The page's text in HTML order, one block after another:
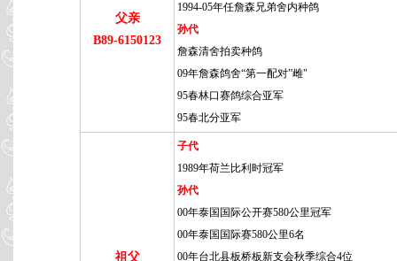
父亲
B89-6150123
1994-05年任詹森兄弟舍内种鸽
孙代
詹森清舍拍卖种鸽
09年詹森鸽舍“第一配对”雌"
95春林口赛鸽综合亚军
95春北分亚军
祖父
子代
1989年荷兰比利时冠军
孙代
00年泰国国际公开赛580公里冠军
00年泰国国际赛580公里6名
00年台北县板桥板新支会秋季综合4位